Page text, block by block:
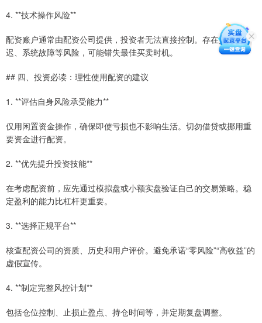
4. **技术操作风险**
配资账户通常由配资公司提供，投资者无法直接控制。存在交易延
迟、系统故障等风险，可能错失最佳买卖时机。
## 四、投资必读：理性使用配资的建议
1. **评估自身风险承受能力**
仅用闲置资金操作，确保即使亏损也不影响生活。切勿借贷或挪用重
要资金进行配资。
2. **优先提升投资技能**
在考虑配资前，应先通过模拟盘或小额实盘验证自己的交易策略。稳
定盈利的能力比杠杆更重要。
3. **选择正规平台**
核查配资公司的资质、历史和用户评价。避免承诺“零风险”“高收益”的
虚假宣传。
4. **制定完整风控计划**
包括仓位控制、止损止盈点、持仓时间等，并定期复盘调整。